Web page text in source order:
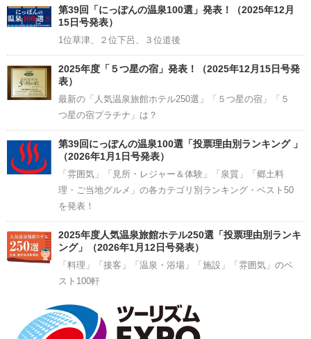
Channel
第39回「にっぽんの温泉100選」発表！（2025年12月
15日号発表）
1位草津、２位下呂、３位道後
2025年度「５つ星の宿」発表！（2025年12月15日号発
表）
最新の「人気温泉旅館ホテル250選」「５つ星の宿」「５
つ星の宿プラチナ」は？
第39回にっぽんの温泉100選「投票理由別ランキング 」
（2026年1月1日号発表）
「雰囲気」「見所・レジャー＆体験」「泉質」「郷土料
理・ご当地グルメ」の各カテゴリ別ランキング・ベスト50
を発表！
2025年度人気温泉旅館ホテル250選「投票理由別ランキ
ング」（2026年1月12日号発表）
「料理」「接客」「温泉・浴場」「施設」「雰囲気」のベ
スト100軒